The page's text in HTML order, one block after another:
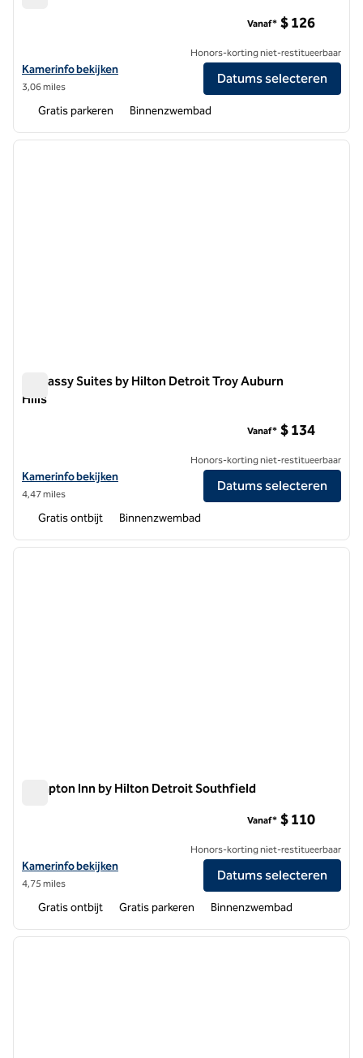
Bekijk hoteldetails voor Hilton Garden Inn Detroit Troy
Kamerinfo bekijken
3,06 miles
Vanaf* $ 126
Honors-korting niet-restitueerbaar
Datums selecteren
Gratis parkeren Binnenzwembad
1 van 12
Embassy Suites by Hilton Detroit Troy Auburn
Hills
Bekijk hoteldetails voor Embassy Suites by Hilton Detroit Troy
Kamerinfo bekijken
4,47 miles
Vanaf* $ 134
Honors-korting niet-restitueerbaar
Datums selecteren
Gratis ontbijt Binnenzwembad
1 van 12
Hampton Inn by Hilton Detroit Southfield
Bekijk hoteldetails voor Hampton Inn by Hilton Detroit Southfield
Kamerinfo bekijken
4,75 miles
Vanaf* $ 110
Honors-korting niet-restitueerbaar
Datums selecteren
Gratis ontbijt Gratis parkeren Binnenzwembad
1 van 12